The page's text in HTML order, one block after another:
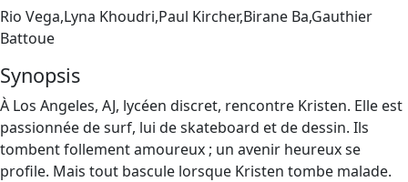
Rio Vega,Lyna Khoudri,Paul Kircher,Birane Ba,Gauthier
Battoue
Synopsis
À Los Angeles, AJ, lycéen discret, rencontre Kristen. Elle est
passionnée de surf, lui de skateboard et de dessin. Ils
tombent follement amoureux ; un avenir heureux se
profile. Mais tout bascule lorsque Kristen tombe malade.